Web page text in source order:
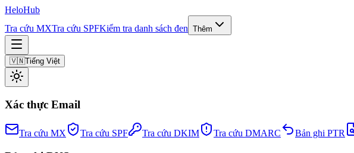
HeloHub
Tra cứu MXTra cứu SPFKiểm tra danh sách đen Thêm
🇻🇳Tiếng Việt
Xác thực Email
Tra cứu MX Tra cứu SPF Tra cứu DKIM Tra cứu DMARC Bản ghi PTR